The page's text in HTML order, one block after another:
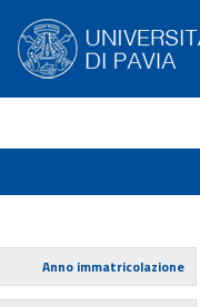
Anno immatricolazione